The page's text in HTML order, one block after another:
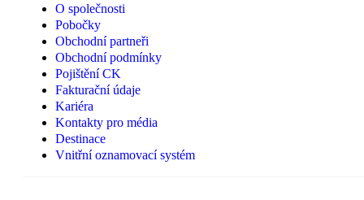
O společnosti
Pobočky
Obchodní partneři
Obchodní podmínky
Pojištění CK
Fakturační údaje
Kariéra
Kontakty pro média
Destinace
Vnitřní oznamovací systém